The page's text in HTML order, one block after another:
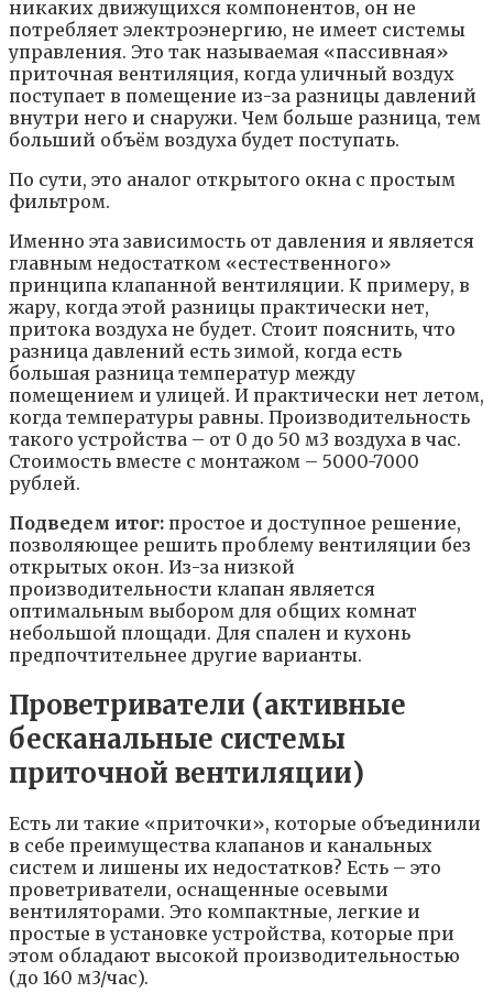
никаких движущихся компонентов, он не
потребляет электроэнергию, не имеет системы
управления. Это так называемая «пассивная»
приточная вентиляция, когда уличный воздух
поступает в помещение из-за разницы давлений
внутри него и снаружи. Чем больше разница, тем
больший объём воздуха будет поступать.
По сути, это аналог открытого окна с простым
фильтром.
Именно эта зависимость от давления и является
главным недостатком «естественного»
принципа клапанной вентиляции. К примеру, в
жару, когда этой разницы практически нет,
притока воздуха не будет. Стоит пояснить, что
разница давлений есть зимой, когда есть
большая разница температур между
помещением и улицей. И практически нет летом,
когда температуры равны. Производительность
такого устройства – от 0 до 50 м3 воздуха в час.
Стоимость вместе с монтажом – 5000-7000
рублей.
Подведем итог: простое и доступное решение,
позволяющее решить проблему вентиляции без
открытых окон. Из-за низкой
производительности клапан является
оптимальным выбором для общих комнат
небольшой площади. Для спален и кухонь
предпочтительнее другие варианты.
Проветриватели (активные
бесканальные системы
приточной вентиляции)
Есть ли такие «приточки», которые объединили
в себе преимущества клапанов и канальных
систем и лишены их недостатков? Есть – это
проветриватели, оснащенные осевыми
вентиляторами. Это компактные, легкие и
простые в установке устройства, которые при
этом обладают высокой производительностью
(до 160 м3/час).